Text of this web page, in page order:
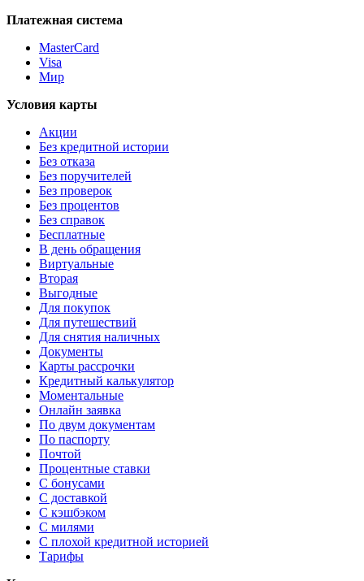
Платежная система
MasterCard
Visa
Мир
Условия карты
Акции
Без кредитной истории
Без отказа
Без поручителей
Без проверок
Без процентов
Без справок
Бесплатные
В день обращения
Виртуальные
Вторая
Выгодные
Для покупок
Для путешествий
Для снятия наличных
Документы
Карты рассрочки
Кредитный калькулятор
Моментальные
Онлайн заявка
По двум документам
По паспорту
Почтой
Процентные ставки
С бонусами
С доставкой
С кэшбэком
С милями
С плохой кредитной историей
Тарифы